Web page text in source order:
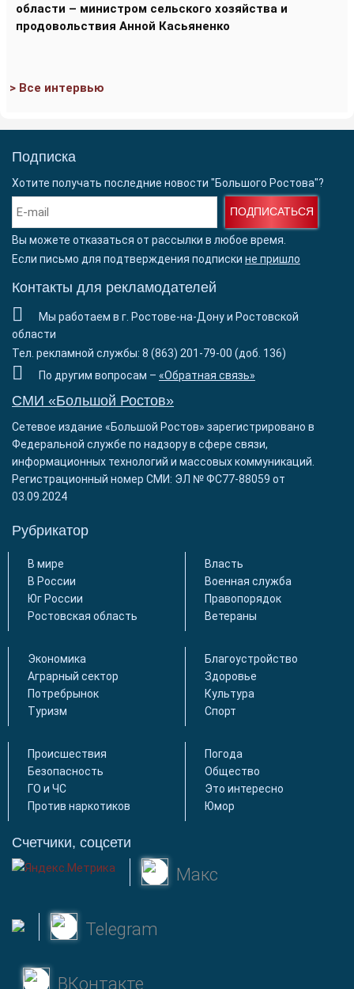
области – министром сельского хозяйства и
продовольствия Анной Касьяненко
> Все интервью
Подписка
Хотите получать последние новости "Большого Ростова"?
ПОДПИСАТЬСЯ
Вы можете отказаться от рассылки в любое время.
Если письмо для подтверждения подписки не пришло
Контакты для рекламодателей
Мы работаем в г. Ростове-на-Дону и Ростовской
области
Тел. рекламной службы: 8 (863) 201-79-00 (доб. 136)
По другим вопросам – «Обратная связь»
СМИ «Большой Ростов»
Сетевое издание «Большой Ростов» зарегистрировано в
Федеральной службе по надзору в сфере связи,
информационных технологий и массовых коммуникаций.
Регистрационный номер СМИ: ЭЛ № ФС77-88059 от
03.09.2024
Рубрикатор
В мире
В России
Юг России
Ростовская область
Власть
Военная служба
Правопорядок
Ветераны
Экономика
Аграрный сектор
Потребрынок
Туризм
Благоустройство
Здоровье
Культура
Спорт
Происшествия
Безопасность
ГО и ЧС
Против наркотиков
Погода
Общество
Это интересно
Юмор
Счетчики, соцсети
Макс
Telegram
ВКонтакте